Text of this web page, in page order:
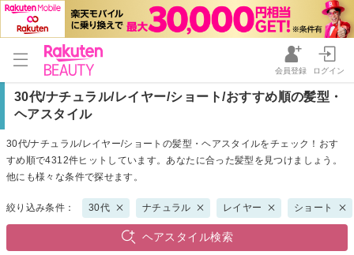
会員登録 ログイン
30代/ナチュラル/レイヤー/ショート/おすすめ順の髪型・
ヘアスタイル
30代/ナチュラル/レイヤー/ショートの髪型・ヘアスタイルをチェック！おす
すめ順で4312件ヒットしています。あなたに合った髪型を見つけましょう。
他にも様々な条件で探せます。
絞り込み条件： 30代 ナチュラル レイヤー ショート
ヘアスタイル検索